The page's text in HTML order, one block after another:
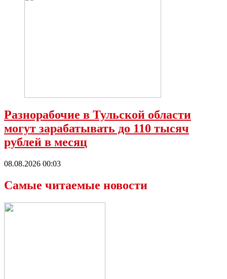
Разнорабочие в Тульской области
могут зарабатывать до 110 тысяч
рублей в месяц
08.08.2026 00:03
Самые читаемые новости